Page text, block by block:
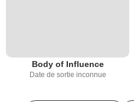
Body of Influence
Date de sortie inconnue